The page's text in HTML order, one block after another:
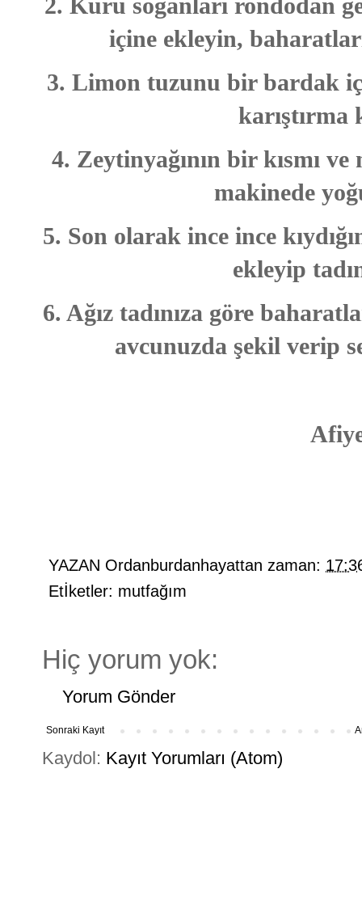
2. Kuru soğanları rondodan
içine ekleyin,
3. Limon tuzunu bir bardak
karıştırma
4. Zeytinyağının bir kısmı
makinede
5. Son olarak ince ince
ekleyip
6. Ağız tadınıza göre
avcunuzda şekil verip
YAZAN Ordanburdanhayattan zaman:
Etİketler: mutfağım
Hiç yorum yok:
Yorum Gönder
Sonraki Kayıt
Kaydol: Kayıt Yorumları (Atom)